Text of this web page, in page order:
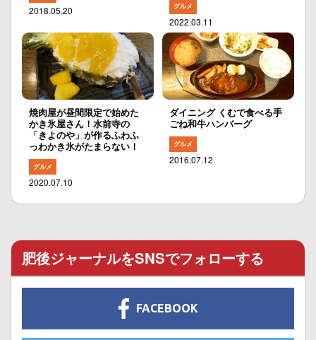
2018.05.20 グルメ
2022.03.11
焼肉屋が昼間限定で始めた
かき氷屋さん！水前寺の
「きよのや」が作るふわふ
っわかき氷がたまらない！
グルメ
2020.07.10
ダイニング くむで食べる手
ごね和牛ハンバーグ
グルメ
2016.07.12
肥後ジャーナルをSNSでフォローする
FACEBOOK